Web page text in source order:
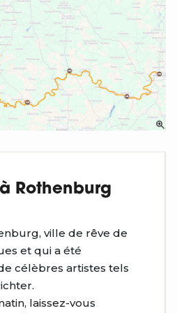
Rothenburg
ville de rêve de
et qui a été
célèbres artistes tels
laissez-vous